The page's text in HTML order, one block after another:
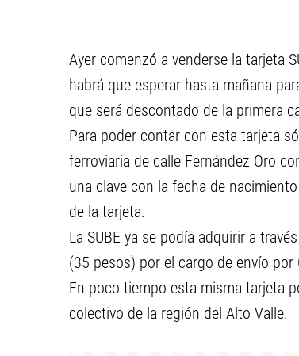
Ayer comenzó a venderse la tarjeta
habrá que esperar hasta mañana
que será descontado de la primera
Para poder contar con esta tarjeta
ferroviaria de calle Fernández Oro
una clave con la fecha de
de la tarjeta.
La SUBE ya se podía adquirir a
(35 pesos) por el cargo de envío por
En poco tiempo esta misma tarjeta
colectivo de la región del Alto Valle.